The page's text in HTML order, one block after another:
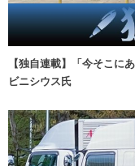
【独自連載】「今そこに
ビニシウス氏